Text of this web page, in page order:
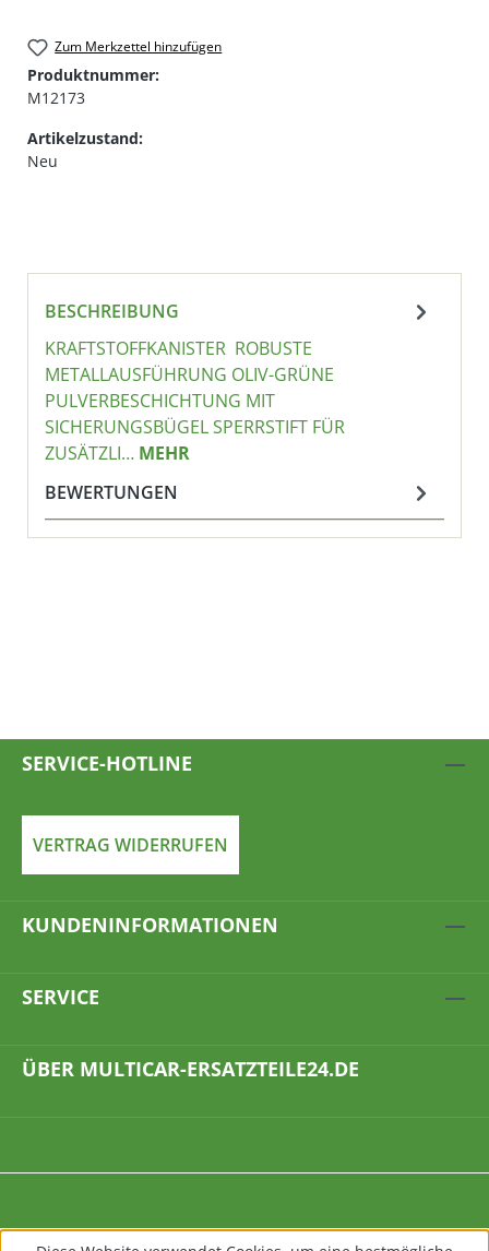
Zum Merkzettel hinzufügen
Produktnummer:
M12173
Artikelzustand:
Neu
BESCHREIBUNG
KRAFTSTOFFKANISTER ROBUSTE
METALLAUSFÜHRUNG OLIV-GRÜNE
PULVERBESCHICHTUNG MIT
SICHERUNGSBÜGEL SPERRSTIFT FÜR
ZUSÄTZLI… MEHR
BEWERTUNGEN
SERVICE-HOTLINE
VERTRAG WIDERRUFEN
KUNDENINFORMATIONEN
SERVICE
ÜBER MULTICAR-ERSATZTEILE24.DE